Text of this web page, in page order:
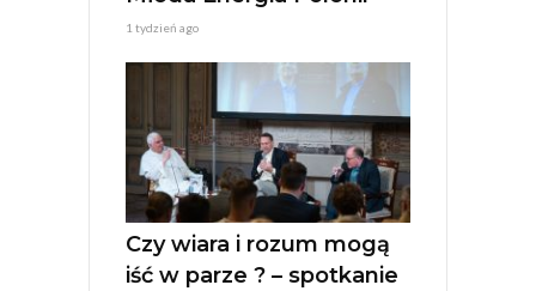
1 tydzień ago
Czy wiara i rozum mogą
iść w parze ? – spotkanie